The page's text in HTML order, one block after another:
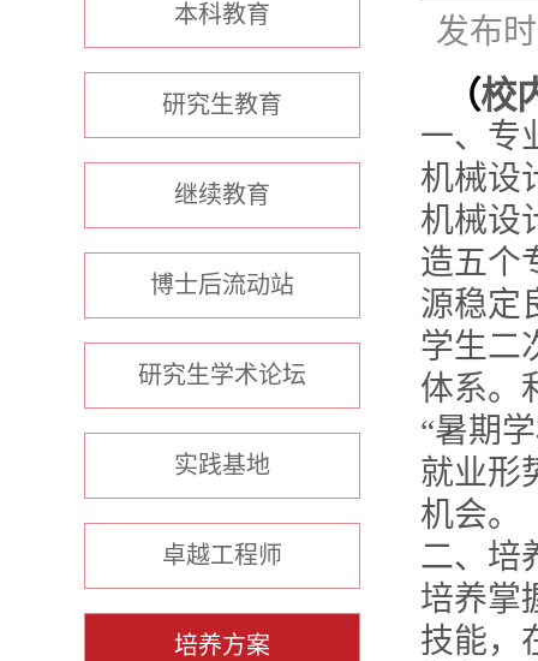
本科教育
研究生教育
继续教育
博士后流动站
研究生学术论坛
实践基地
卓越工程师
培养方案
发布
（校
一、专
机械设
机械设
造五个
源稳定
学生二
体系。
“暑期
就业形
机会。
二、培
培养掌
技能，